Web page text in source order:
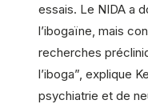
essais. Le NIDA a
l’ibogaïne, mais
recherches
l’iboga”, explique
psychiatrie et de